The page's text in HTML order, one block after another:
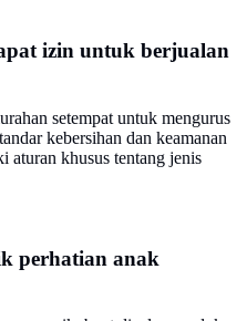
izin untuk berjualan
setempat untuk mengurus
kebersihan dan keamanan
aturan khusus tentang jenis
perhatian anak